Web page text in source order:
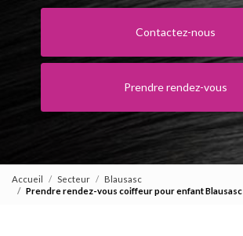
Contactez-nous
Prendre rendez-vous
Accueil Secteur
Blausasc
Prendre rendez-vous coiffeur pour enfant Blausasc